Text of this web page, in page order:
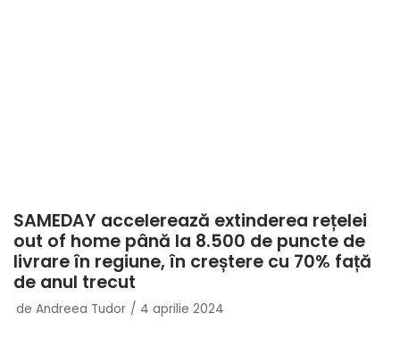
SAMEDAY accelerează extinderea rețelei
out of home până la 8.500 de puncte de
livrare în regiune, în creștere cu 70% față
de anul trecut
de Andreea Tudor 4 aprilie 2024